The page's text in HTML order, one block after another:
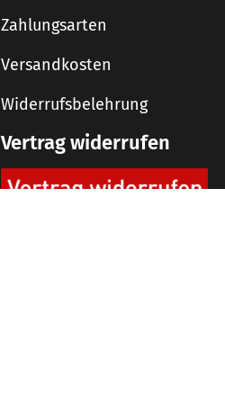
Zahlungsarten
Versandkosten
Widerrufsbelehrung
Vertrag widerrufen